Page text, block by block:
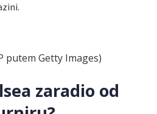
putem Getty Images)
zaradio od